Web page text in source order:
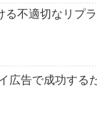
る不適切なリプ
広告で成功する